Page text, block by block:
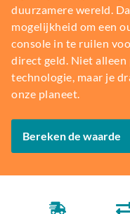
duurzamere wereld.
mogelijkheid om een
console in te ruilen
direct geld. Niet
technologie, maar je
onze planeet.
Bereken de waarde